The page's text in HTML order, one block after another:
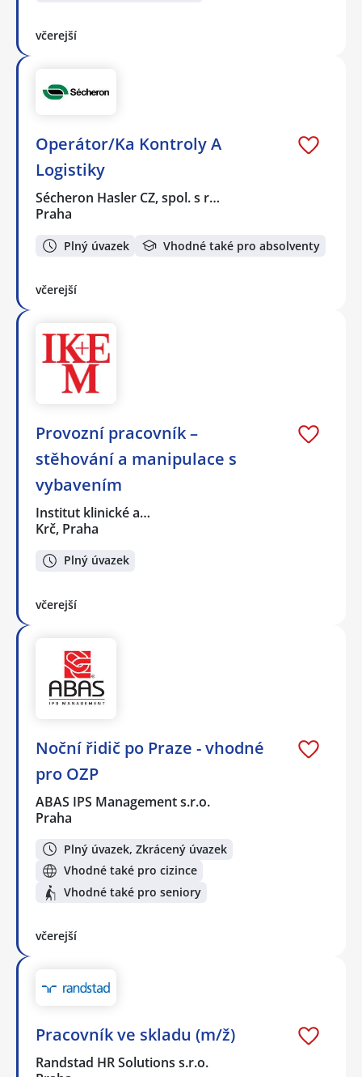
včerejší
Operátor/Ka Kontroly A
Logistiky
Sécheron Hasler CZ, spol. s r…
Praha
Plný úvazek Vhodné také pro absolventy
včerejší
Provozní pracovník –
stěhování a manipulace s
vybavením
Institut klinické a…
Krč, Praha
Plný úvazek
včerejší
Noční řidič po Praze - vhodné
pro OZP
ABAS IPS Management s.r.o.
Praha
Plný úvazek, Zkrácený úvazek
Vhodné také pro cizince
Vhodné také pro seniory
včerejší
Pracovník ve skladu (m/ž)
Randstad HR Solutions s.r.o.